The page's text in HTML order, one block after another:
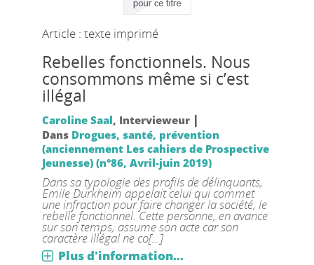
Article : texte imprimé
Rebelles fonctionnels. Nous
consommons même si c’est
illégal
Caroline Saal, Intervieweur |
Dans Drogues, santé, prévention
(anciennement Les cahiers de Prospective
Jeunesse) (n°86, Avril-juin 2019)
Dans sa typologie des profils de délinquants,
Emile Durkheim appelait celui qui commet
une infraction pour faire changer la société, le
rebelle fonctionnel. Cette personne, en avance
sur son temps, assume son acte car son
caractère illégal ne co[...]
Plus d'information...